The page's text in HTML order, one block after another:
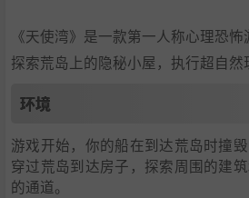
《天使湾》是一款第一人称心理恐怖
探索荒岛上的隐秘小屋，执行超自
环境
游戏开始，你的船在到达荒岛时撞毁
穿过荒岛到达房子，探索周围的建
的通道。